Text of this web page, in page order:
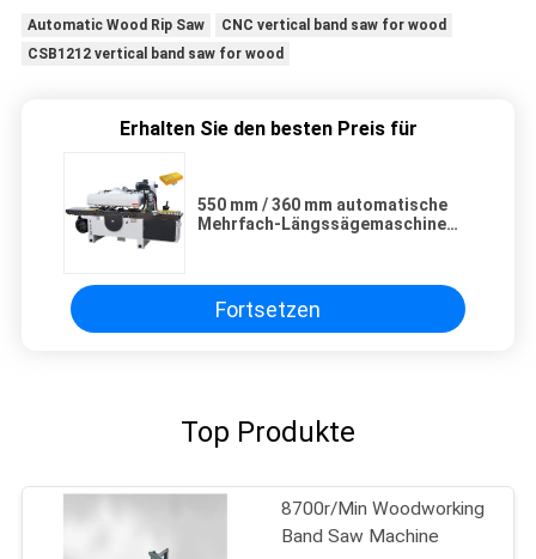
Automatic Wood Rip Saw
CNC vertical band saw for wood
CSB1212 vertical band saw for wood
Erhalten Sie den besten Preis für
550 mm / 360 mm automatische
Mehrfach-Längssägemaschine
Fortsetzen
Top Produkte
8700r/Min Woodworking
Band Saw Machine